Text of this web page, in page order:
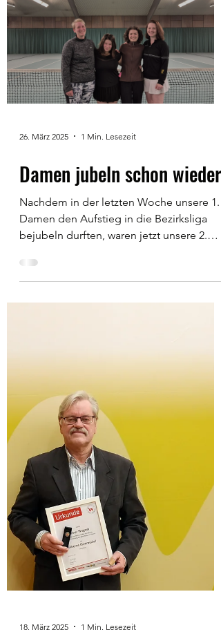
26. März 2025 1 Min. Lesezeit
Damen jubeln schon wieder
Nachdem in der letzten Woche unsere 1.
Damen den Aufstieg in die Bezirksliga
bejubeln durften, waren jetzt unsere 2.